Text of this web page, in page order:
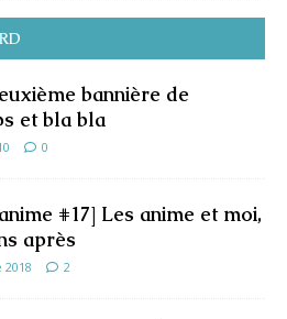
bannière de
et bla bla
0
#17] Les anime et moi,
après
2